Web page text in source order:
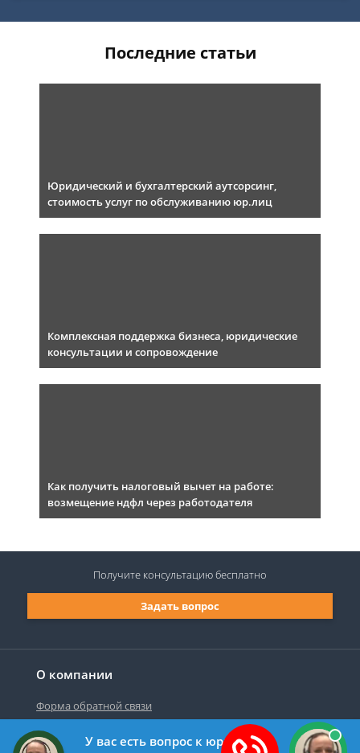
Последние статьи
Юридический и бухгалтерский аутсорсинг,
стоимость услуг по обслуживанию юр.лиц
Комплексная поддержка бизнеса, юридические
консультации и сопровождение
Как получить налоговый вычет на работе:
возмещение ндфл через работодателя
О компании
Форма обратной связи
Задать вопрос
Получите консультациюбесплатно
У вас есть вопрос к юристу?